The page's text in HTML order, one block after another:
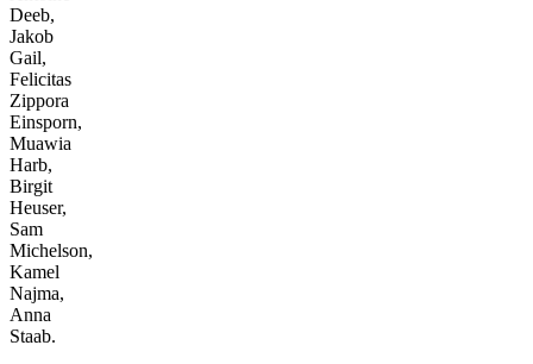
Deeb,
Jakob
Gail,
Felicitas
Zippora
Einsporn,
Muawia
Harb,
Birgit
Heuser,
Sam
Michelson,
Kamel
Najma,
Anna
Staab.